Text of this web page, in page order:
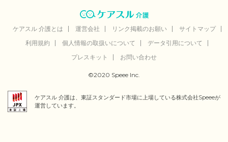
ケアスル 介護とは 運営会社 リンク掲載のお願い
サイトマップ
利用規約
個人情報の取扱いについて
データ引用について
プレスキット
お問い合わせ
©2020 Speee Inc.
ケアスル 介護は、東証スタンダード市場に上場している株式会社Speeeが
運営しています。